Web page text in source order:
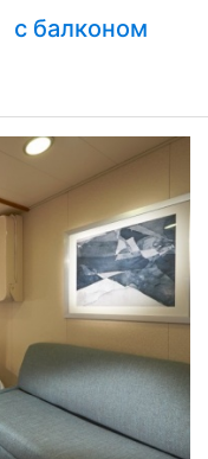
с балконом